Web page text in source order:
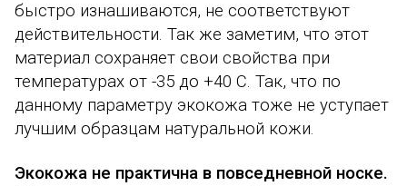
быстро изнашиваются, не соответствуют
действительности. Так же заметим, что этот
материал сохраняет свои свойства при
температурах от -35 до +40 С. Так, что по
данному параметру экокожа тоже не уступает
лучшим образцам натуральной кожи.
Экокожа не практична в повседневной носке.